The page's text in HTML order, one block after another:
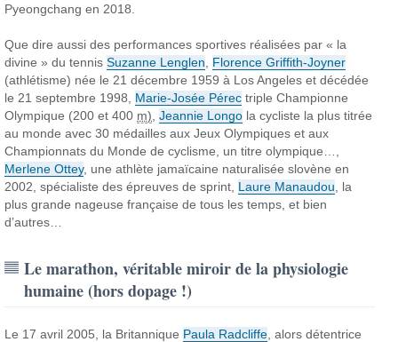
Pyeongchang en 2018.
Que dire aussi des performances sportives réalisées par « la
divine » du tennisSuzanne Lenglen
Florence Griffith-Joyner
(athlétisme) née le 21 décembre 1959 à Los Angeles et décédée
le 21 septembre 1998, Marie-Josée Pérec triple Championne
Olympique (200 et 400 m) ,Jeannie Longo la cycliste la plus titrée
au monde avec 30 médailles aux Jeux Olympiques et aux
Championnats du Monde de cyclisme, un titre olympique…,
Merlene Ottey, une athlète jamaïcaine naturalisée slovène en
2002, spécialiste des épreuves de sprint, Laure Manaudou , la
plus grande nageuse française de tous les temps, et bien
d’autres…
Le marathon, véritable miroir de la physiologie
humaine (hors dopage !)
Le 17 avril 2005, la Britannique Paula Radcliffe , alors détentrice